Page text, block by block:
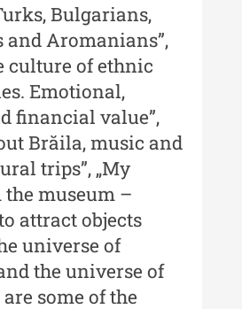
Bulgarians,
Aromanians”,
culture of ethnic
Emotional,
financial value”,
Brăila, music and
trips”, „My
museum –
attract objects
universe of
the universe of
some of the